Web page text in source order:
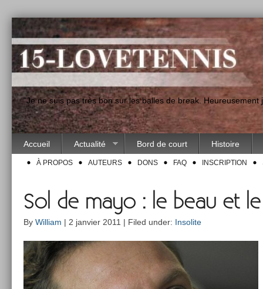
"Je ne suis pas très bon sur les balles de break.
Accueil Actualité Bord de court Histoire
À PROPOS AUTEURS DONS FAQ INSCRIPTION
Sol de mayo : le beau et
By William | 2 janvier 2011 | Filed under: Insolite